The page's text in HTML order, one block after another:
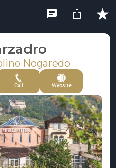
Nogaredo
Call Website